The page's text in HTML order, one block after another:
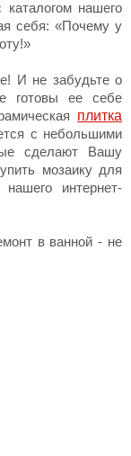
нашего
себя: «Почему у
И не забудьте о
готовы ее себе
плитка
с небольшими
сделают Вашу
мозаику для
интернет-
в ванной - не